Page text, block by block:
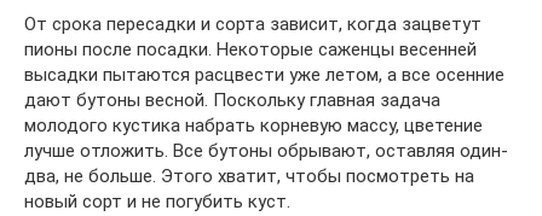
От срока пересадки и сорта зависит, когда зацветут
пионы после посадки. Некоторые саженцы весенней
высадки пытаются расцвести уже летом, а все осенние
дают бутоны весной. Поскольку главная задача
молодого кустика набрать корневую массу, цветение
лучше отложить. Все бутоны обрывают, оставляя один-
два, не больше. Этого хватит, чтобы посмотреть на
новый сорт и не погубить куст.